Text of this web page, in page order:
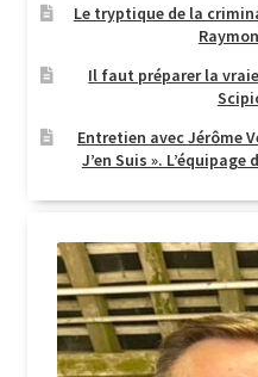
Le tryptique de la
Il faut préparer la
Entretien avec Jérôme
J’en Suis ».